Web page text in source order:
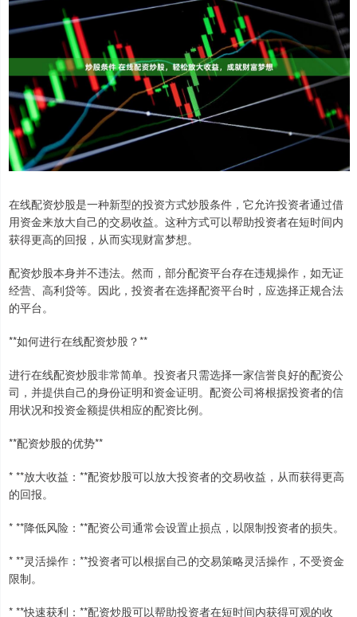
在线配资炒股是一种新型的投资方式炒股条件，它允许投资者通过借
用资金来放大自己的交易收益。这种方式可以帮助投资者在短时间内
获得更高的回报，从而实现财富梦想。
配资炒股本身并不违法。然而，部分配资平台存在违规操作，如无证
经营、高利贷等。因此，投资者在选择配资平台时，应选择正规合法
的平台。
**如何进行在线配资炒股？**
进行在线配资炒股非常简单。投资者只需选择一家信誉良好的配资公
司，并提供自己的身份证明和资金证明。配资公司将根据投资者的信
用状况和投资金额提供相应的配资比例。
**配资炒股的优势**
* **放大收益：**配资炒股可以放大投资者的交易收益，从而获得更高
的回报。
* **降低风险：**配资公司通常会设置止损点，以限制投资者的损失。
* **灵活操作：**投资者可以根据自己的交易策略灵活操作，不受资金
限制。
* **快速获利：**配资炒股可以帮助投资者在短时间内获得可观的收